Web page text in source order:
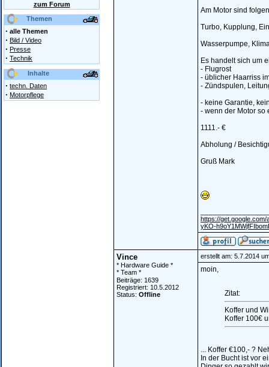
zum Forum
Themen
· alle Themen
· Bild / Video
· Presse
· Technik
Inhalte
· techn. Daten
· Motorpflege
Am Motor sind
Turbo, Kupplung,
Wasserpumpe,
Es handelt sich um
- Flugrost
- üblicher Haarriss
- Zündspulen,
- keine Garantie,
- wenn der Motor so
1111.- €
Abholung /
Gruß Mark
https://get.google.com/
yKO-
Vince
* Hardware Guide *
* Team *
Beiträge: 1639
Registriert: 10.5.2012
Status: Offline
erstellt am: 5.7.2014
moin,
Zitat:
Koffer und
Koffer 100€
... Koffer €100,- ?
In der Bucht ist vor